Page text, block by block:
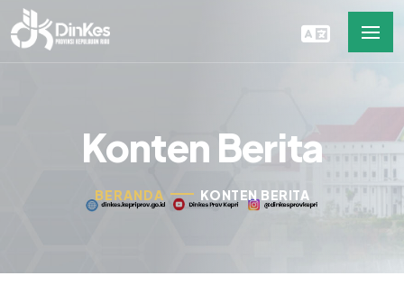
Konten Berita
BERANDA KONTEN BERITA